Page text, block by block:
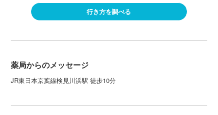
行き方を調べる
薬局からのメッセージ
JR東日本京葉線検見川浜駅 徒歩10分